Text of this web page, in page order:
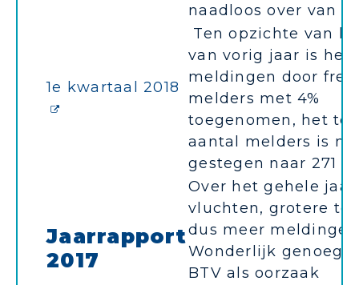
naadloos over van 1
1e kwartaal 2018
Ten opzichte van
van vorig jaar is het
meldingen door
melders met 4%
toegenomen, het
aantal melders is
gestegen naar 271
Jaarrapport
2017
Over het gehele
vluchten, grotere
dus meer
Wonderlijk genoeg
BTV als oorzaak